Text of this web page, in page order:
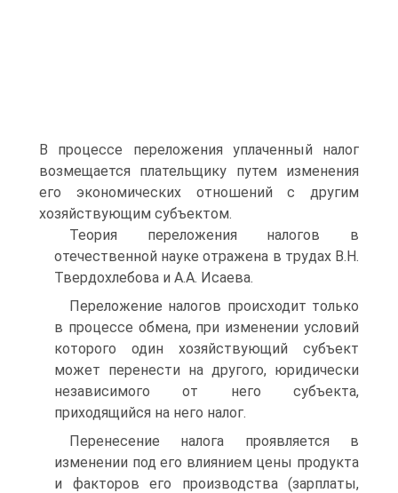
В процессе переложения уплаченный налог
возмещается плательщику путем изменения
его экономических отношений с другим
хозяйствующим субъектом.
Теория переложения налогов в
отечественной науке отражена в трудах В.Н.
Твердохлебова и А.А. Исаева.
Переложение налогов происходит только
в процессе обмена, при изменении условий
которого один хозяйствующий субъект
может перенести на другого, юридически
независимого от него субъекта,
приходящийся на него налог.
Перенесение налога проявляется в
изменении под его влиянием цены продукта
и факторов его производства (зарплаты,